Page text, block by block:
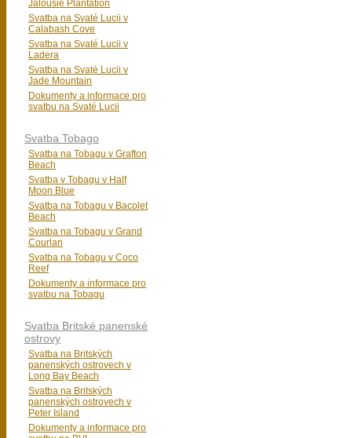
Jalousie Plantation
Svatba na Svaté Lucii v
Calabash Cove
Svatba na Svaté Lucii v
Ladera
Svatba na Svaté Lucii v
Jade Mountain
Dokumenty a informace pro
svatbu na Svaté Lucii
Svatba Tobago
Svatba na Tobagu v Grafton
Beach
Svatba v Tobagu v Half
Moon Blue
Svatba na Tobagu v Bacolet
Beach
Svatba na Tobagu v Grand
Courlan
Svatba na Tobagu v Coco
Reef
Dokumenty a informace pro
svatbu na Tobagu
Svatba Britské panenské
ostrovy
Svatba na Britských
panenských ostrovech v
Long Bay Beach
Svatba na Britských
panenských ostrovech v
Peter Island
Dokumenty a informace pro